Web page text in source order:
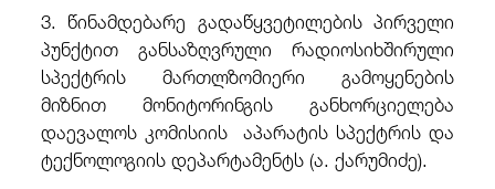
3. წინამდებარე გადაწყვეტილების პირველი
პუნქტით განსაზღვრული რადიოსიხშირული
სპექტრის მართლზომიერი გამოყენების
მიზნით მონიტორინგის განხორციელება
დაევალოს კომისიის აპარატის სპექტრის და
ტექნოლოგიის დეპარტამენტს (ა. ქარუმიძე).